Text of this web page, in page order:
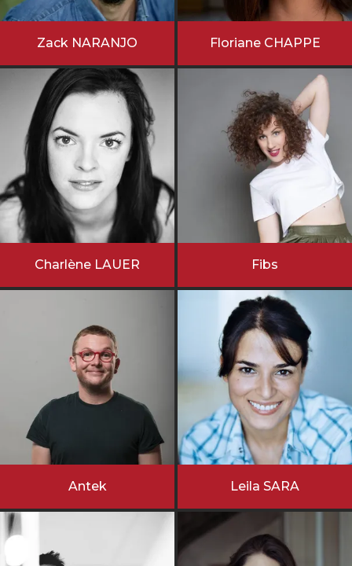
Zack NARANJO Floriane CHAPPE
Charlène LAUER Fibs
Antek Leila SARA